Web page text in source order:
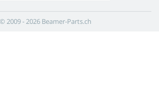
© 2009 - 2026 Beamer-Parts.ch